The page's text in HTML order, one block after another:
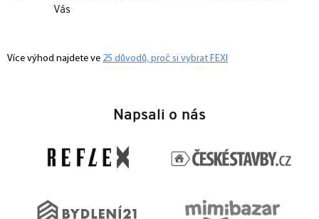
Vás
Více výhod najdete ve 25 důvodů, proč si vybrat FEXI
Napsali o nás